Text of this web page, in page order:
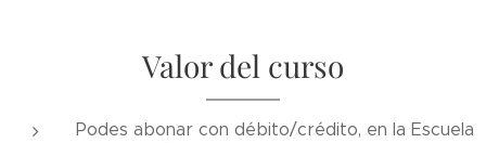
Valor del curso
Podes abonar con débito/crédito, en la Escuela